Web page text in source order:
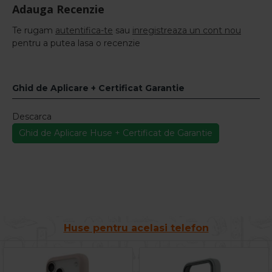
Adauga Recenzie
Te rugam autentifica-te sau inregistreaza un cont nou
pentru a putea lasa o recenzie
Ghid de Aplicare + Certificat Garantie
Descarca
Ghid de Aplicare Huse + Certificat de Garantie
Huse pentru acelasi telefon